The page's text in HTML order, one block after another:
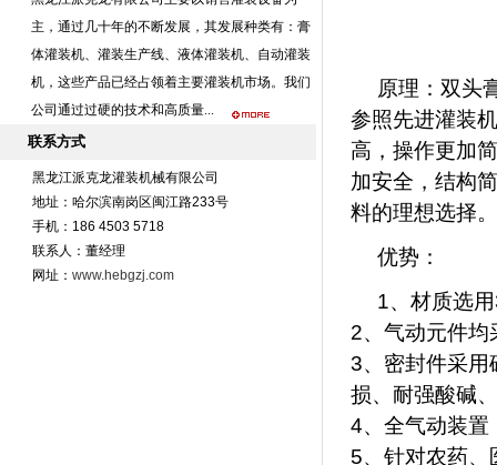
主，通过几十年的不断发展，其发展种类有： 膏
体灌装机、灌装生产线、液体灌装机、自动灌装
机，这些产品已经占领着主要灌装机市场。我们
公司通过过硬的技术和高质量...
联系方式
黑龙江派克龙灌装机械有限公司
地址：哈尔滨南岗区闽江路233号
手机：186 4503 5718
联系人：董经理
网址： www.hebgzj.com
原理：双头
参照先进灌装
高，操作更加
加安全，结构
料的理想选择。
优势：
1、材质选
2、气动元件
3、密封件采用
损、耐强酸碱
4、全气动装置
5、针对农药、